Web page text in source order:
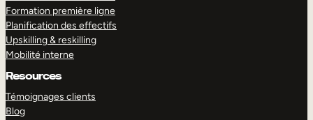
Formation première ligne
Planification des effectifs
Upskilling & reskilling
Mobilité interne
Resources
Témoignages clients
Blog